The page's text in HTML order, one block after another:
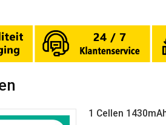
1 Cellen